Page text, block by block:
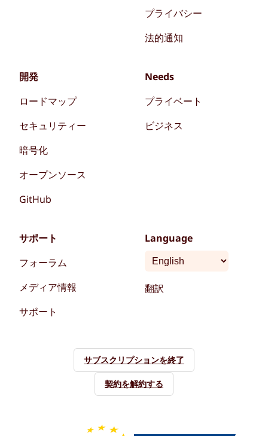
プライバシー
法的通知
開発
ロードマップ
セキュリティー
暗号化
オープンソース
GitHub
Needs
プライベート
ビジネス
サポート
フォーラム
メディア情報
サポート
Language
翻訳
サブスクリプションを終了
契約を解約する